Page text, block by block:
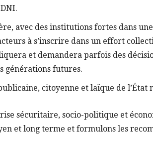
avec des institutions fortes dans
à s’inscrire dans un effort
et demandera parfois des
générations futures.
citoyenne et laïque de l’État
sécuritaire, socio-politique et
et long terme et formulons les